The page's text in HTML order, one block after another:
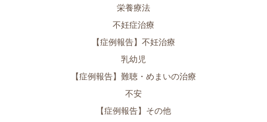
栄養療法
不妊症治療
【症例報告】不妊治療
乳幼児
【症例報告】難聴・めまいの治療
不安
【症例報告】その他